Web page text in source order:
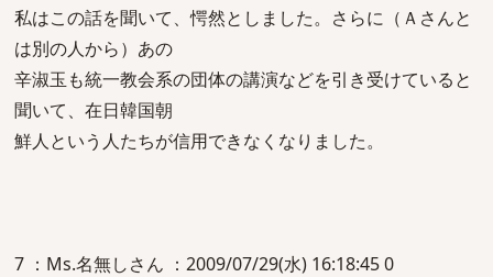
私はこの話を聞いて、愕然としました。さらに（Ａさんと
は別の人から）あの
辛淑玉も統一教会系の団体の講演などを引き受けていると
聞いて、在日韓国朝
鮮人という人たちが信用できなくなりました。
7 ：Ms.名無しさん ：2009/07/29(水) 16:18:45 0